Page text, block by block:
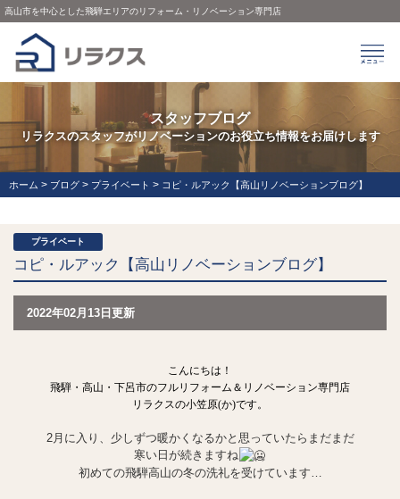
高山市を中心とした飛騨エリアのリフォーム・リノベーション専門店
スタッフブログ
リラクスのスタッフがリノベーションのお役立ち情報をお届けします
ホーム > ブログ > プライベート > コピ・ルアック【高山リノベーションブログ】
プライベート
コピ・ルアック【高山リノベーションブログ】
2022年02月13日更新
こんにちは！
飛騨・高山・下呂市のフルリフォーム＆リノベーション専門店
リラクスの小笠原(か)です。
2月に入り、少しずつ暖かくなるかと思っていたらまだまだ
寒い日が続きますね
初めての飛騨高山の冬の洗礼を受けています…